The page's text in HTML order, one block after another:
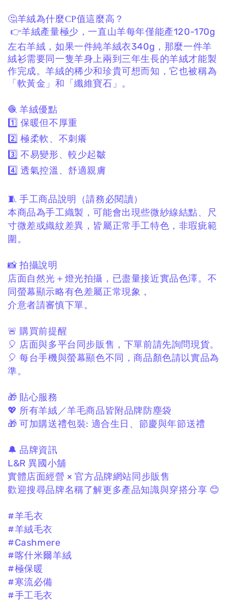
🤔羊絨為什麼CP值這麼高？
👉羊絨產量極少，一直山羊每年僅能產120-170g
左右羊絨，如果一件純羊絨衣340g，那麼一件羊
絨衫需要同一隻羊身上兩到三年生長的羊絨才能製
作完成。羊絨的稀少和珍貴可想而知，它也被稱為
「軟黃金」和「纖維寶石」。
🧶 羊絨優點
1️⃣ 保暖但不厚重
2️⃣ 極柔軟、不刺癢
3️⃣ 不易變形、較少起皺
4️⃣ 透氣控溫、舒適親膚
🧵 手工商品說明（請務必閱讀）
本商品為手工織製，可能會出現些微紗線結點、
尺
寸微差或織紋差異， 皆屬正常手工特色，非瑕疵範
圍。
📸 拍攝說明
店面自然光＋燈光拍攝， 已盡量接近實品色澤。 不
同螢幕顯示略有色差屬正常現象，
介意者請審慎下單。
🚨 購買前提醒
🎈 店面與多平台同步販售， 下單前請先詢問現貨。
🎈 每台手機與螢幕顯色不同，商品顏色請以實品為
準。
🎁 貼心服務
💖 所有羊絨／羊毛商品皆附品牌防塵袋
🎁 可加購送禮包裝: 適合生日、節慶與年節送禮
🔔 品牌資訊
L&R 異國小舖
實體店面經營 × 官方品牌網站同步販售
歡迎搜尋品牌名稱了解更多產品知識與穿搭分享 😊
#羊毛衣
#羊絨毛衣
#Cashmere
#喀什米爾羊絨
#極保暖
#寒流必備
#手工毛衣